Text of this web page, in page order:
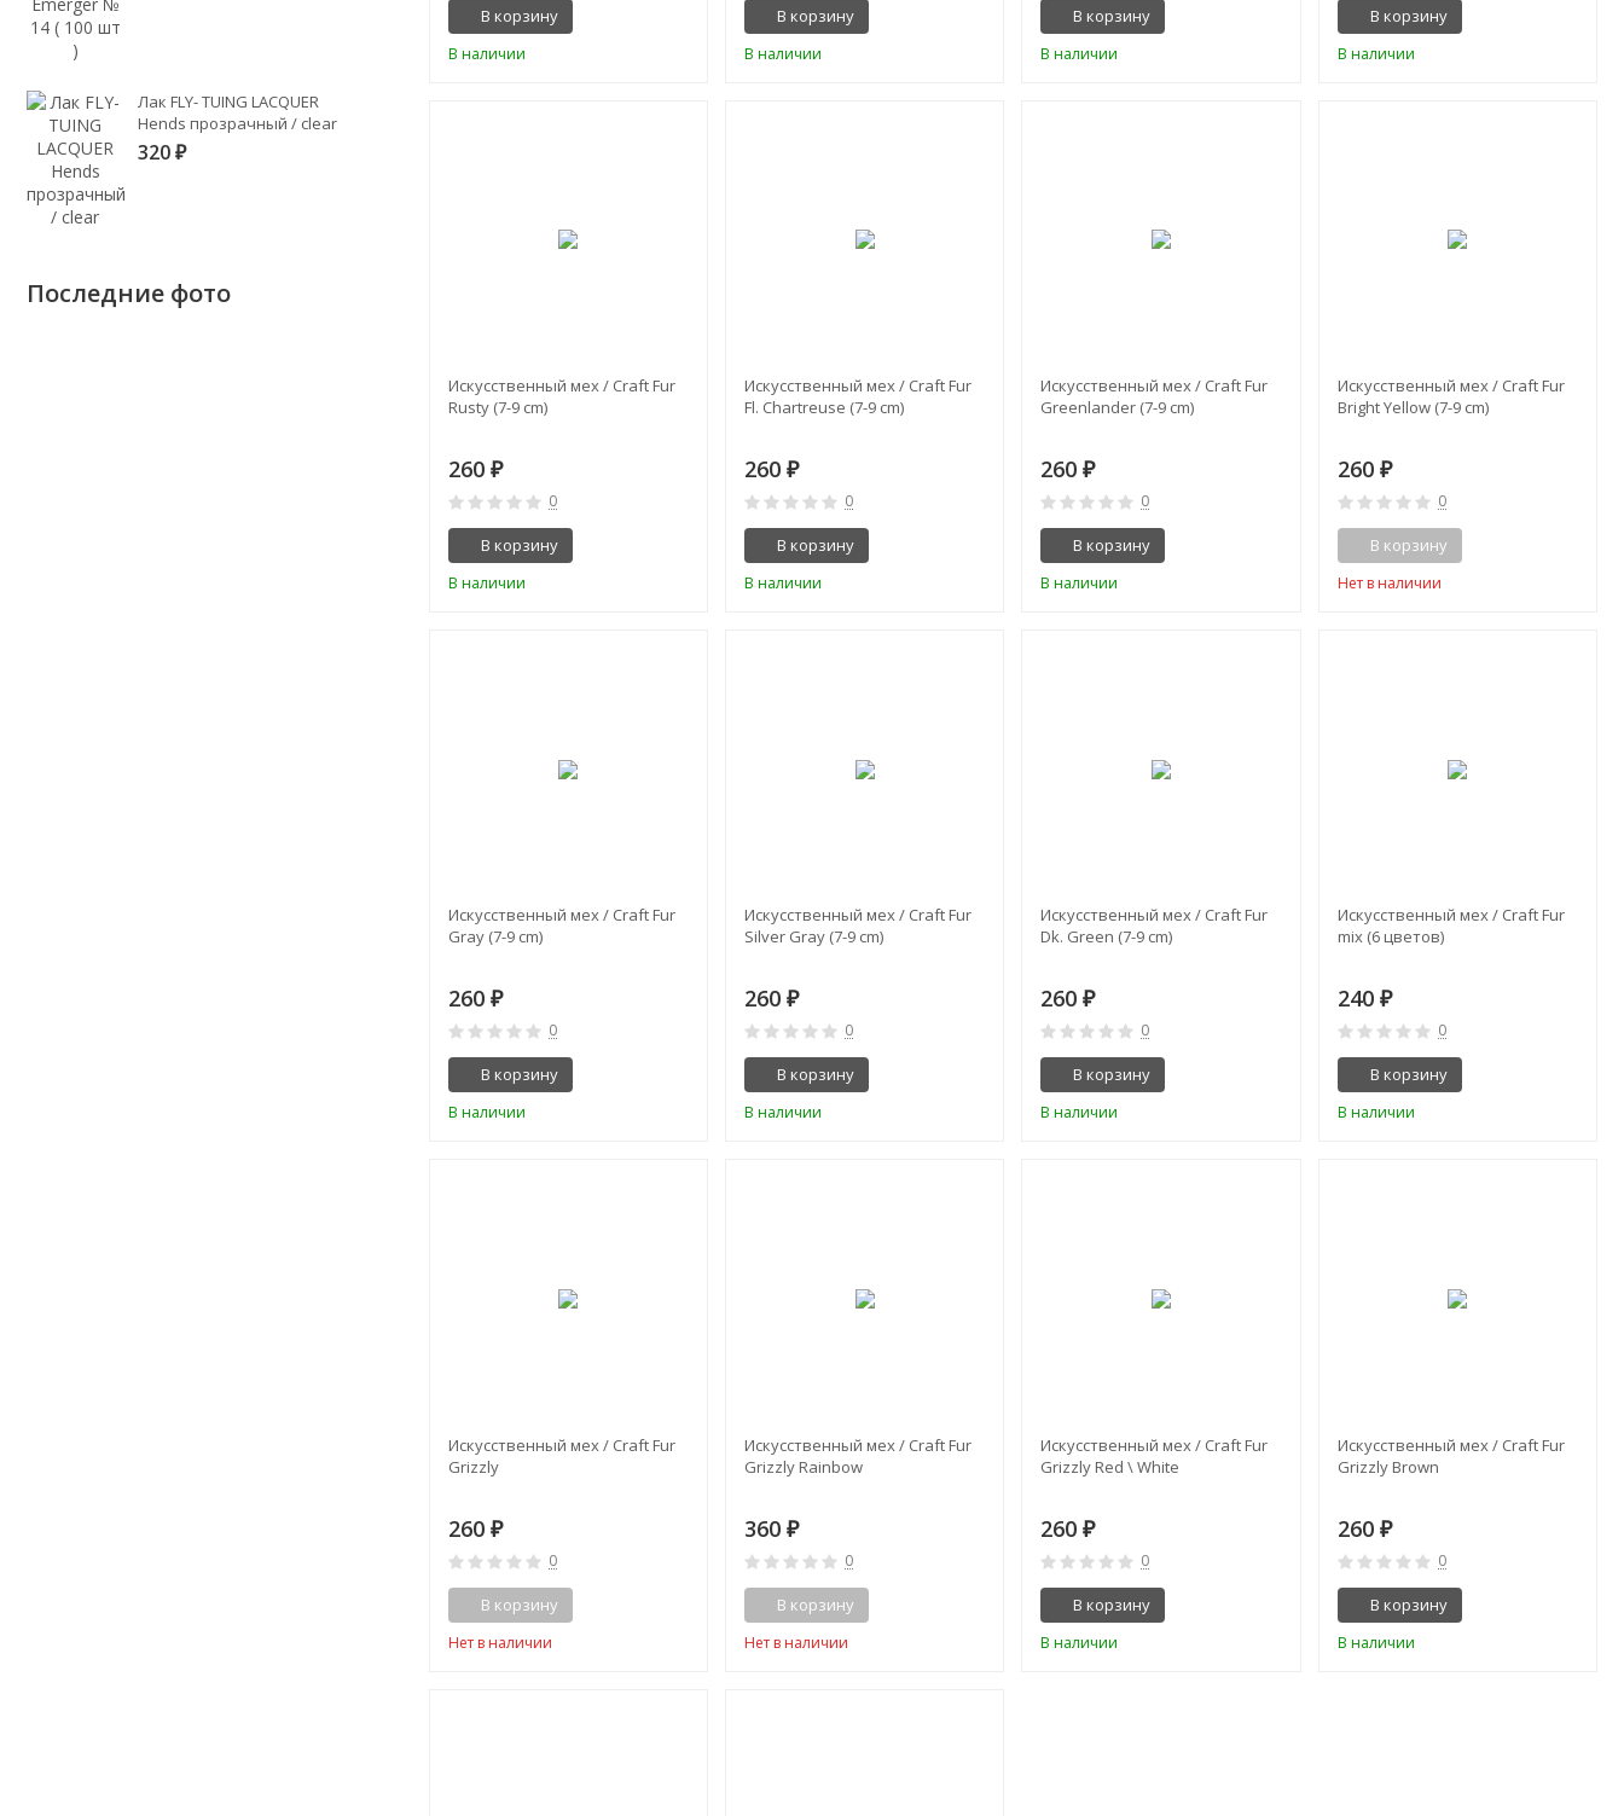
В корзину
В наличии
В корзину
В наличии
В корзину
В наличии
В корзину
В наличии
Искусственный мех / Craft Fur
Rusty (7-9 cm)
260 ₽
0
В корзину
В наличии
Искусственный мех / Craft Fur
Fl. Chartreuse (7-9 cm)
260 ₽
0
В корзину
В наличии
Искусственный мех / Craft Fur
Greenlander (7-9 cm)
260₽
0
В корзину
В наличии
Искусственный мех / Craft Fur
Bright Yellow (7-9 cm)
260 ₽
0
В корзину
Нет в наличии
Искусственный мех / Craft Fur
Gray (7-9 cm)
260 ₽
0
В корзину
В наличии
Искусственный мех / Craft Fur
Silver Gray (7-9 cm)
260 ₽
0
В корзину
В наличии
Искусственный мех / Craft Fur
Dk. Green (7-9 cm)
260₽
0
В корзину
В наличии
Искусственный мех / Craft Fur
mix (6 цветов)
240 ₽
0
В корзину
В наличии
Искусственный мех / Craft Fur
Grizzly
260 ₽
0
В корзину
Нет в наличии
Искусственный мех / Craft Fur
Grizzly Rainbow
360 ₽
0
В корзину
Нет в наличии
Искусственный мех / Craft Fur
Grizzly Red \ White
260₽
0
В корзину
В наличии
Искусственный мех / Craft Fur
Grizzly Brown
260 ₽
0
В корзину
В наличии
Лак FLY- TUING LACQUER
Hends прозрачный / clear
320 ₽
Последние фото